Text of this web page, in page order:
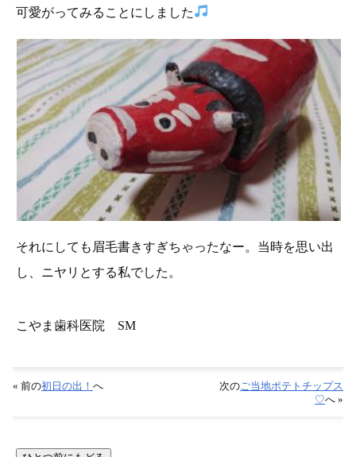
可愛がってみることにしました
それにしても眉毛書きすぎちゃったなー。当時を思い出
し、ニヤリとする私でした。
こやま歯科医院 SM
« 前の初日の出！ へ 次のご当地ポテトチップス
♡へ »